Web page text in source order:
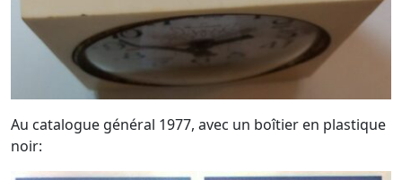
Au catalogue général 1977, avec un boîtier en plastique
noir: